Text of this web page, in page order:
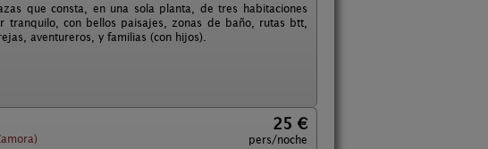
que consta, en una sola planta, de tres habitaciones
tranquilo, con bellos paisajes, zonas de baño, rutas btt,
aventureros, y familias (con hijos).
25 €
pers/noche